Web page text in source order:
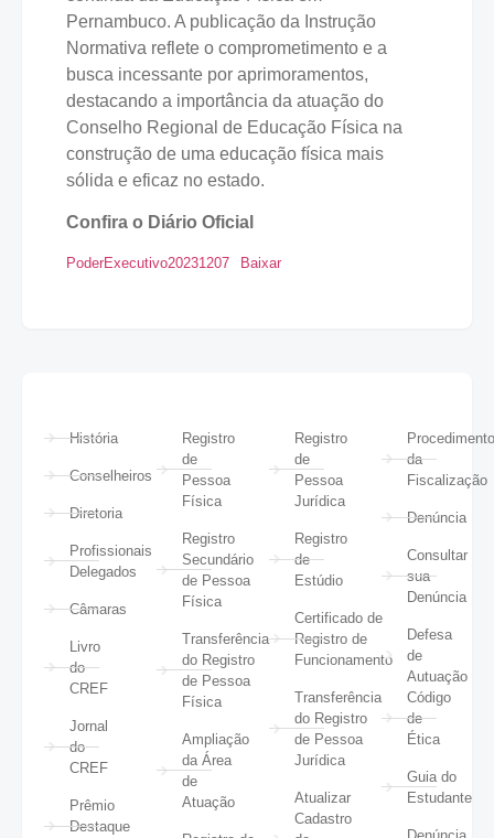
Pernambuco. A publicação da Instrução
Normativa reflete o comprometimento e a
busca incessante por aprimoramentos,
destacando a importância da atuação do
Conselho Regional de Educação Física na
construção de uma educação física mais
sólida e eficaz no estado.
Confira o Diário Oficial
PoderExecutivo20231207 Baixar
História
Conselheiros
Diretoria
Profissionais
Delegados
Câmaras
Livro
do
CREF
Jornal
do
CREF
Prêmio
Destaque
Registro
de
Pessoa
Física
Registro
Secundário
de Pessoa
Física
Transferência
do Registro
de Pessoa
Física
Ampliação
da Área
de
Atuação
Registro
de
Pessoa
Jurídica
Registro
de
Estúdio
Certificado de
Registro de
Funcionamento
Transferência
do Registro
de Pessoa
Jurídica
Atualizar
Cadastro
da
Fiscalização
Denúncia
Consultar
sua
Denúncia
Defesa
de
Autuação
Código
de
Ética
Guia do
Estudante